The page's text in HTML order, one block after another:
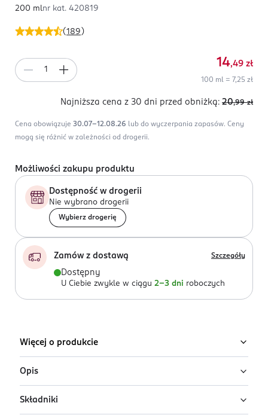
(189 )
200 mlnr kat. 420819
14,49 zł
100 ml = 7,25 zł
Najniższa cena z 30 dni przed obniżką: 20,99 zł
Cena obowiązuje 30.07-12.08.26 lub do wyczerpania zapasów. Ceny
mogą się różnić w zależności od drogerii.
Możliwości zakupu produktu
Dostępność w drogerii
Nie wybrano drogerii
Wybierz drogerię
Zamów z dostawą Szczegóły
Dostępny
U Ciebie zwykle w ciągu 2-3 dni roboczych
Więcej o produkcie
Opis
Żel do golenia Gillette Fusion do skóry wrażliwej z
Składniki